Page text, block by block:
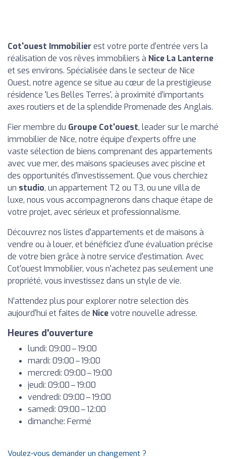
Cot'ouest Immobilierest votre porte d'entrée vers la
réalisation de vos rêves immobiliers à Nice La Lanterne
et ses environs. Spécialisée dans le secteur de Nice
Ouest, notre agence se situe au cœur de la prestigieuse
résidence 'Les Belles Terres', à proximité d’importants
axes routiers et de la splendide Promenade des Anglais.
Fier membre du Groupe Cot'ouest, leader sur le marché
immobilier de Nice, notre équipe d’experts offre une
vaste sélection de biens comprenant des appartements
avec vue mer, des maisons spacieuses avec piscine et
des opportunités d'investissement. Que vous cherchiez
un studio, un appartement T2 ou T3, ou une villa de
luxe, nous vous accompagnerons dans chaque étape de
votre projet, avec sérieux et professionnalisme.
Découvrez nos listes d'appartements et de maisons à
vendre ou à louer, et bénéficiez d'une évaluation précise
de votre bien grâce à notre service d'estimation. Avec
Cot'ouest Immobilier, vous n'achetez pas seulement une
propriété, vous investissez dans un style de vie.
N’attendez plus pour explorer notre selection dès
aujourd'hui et faites de Nicevotre nouvelle adresse.
Heures d'ouverture
lundi: 09:00 – 19:00
mardi: 09:00 – 19:00
mercredi: 09:00 – 19:00
jeudi: 09:00 – 19:00
vendredi: 09:00 – 19:00
samedi: 09:00 – 12:00
dimanche: Fermé
Voulez-vous demander un changement ?